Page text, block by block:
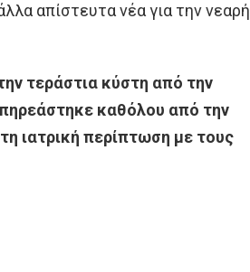
απίστευτα νέα για την νεαρή
τεράστια κύστη από την
καθόλου από την
ιατρική περίπτωση με τους